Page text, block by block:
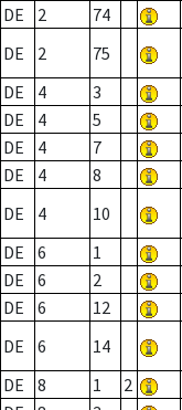
DE
2 74
DE
2 75
DE
4 3
DE
4 5
DE
4 7
DE
4 8
DE
4 10
DE
6 1
DE
6 2
DE
6 12
DE
6 14
DE
8 1 2